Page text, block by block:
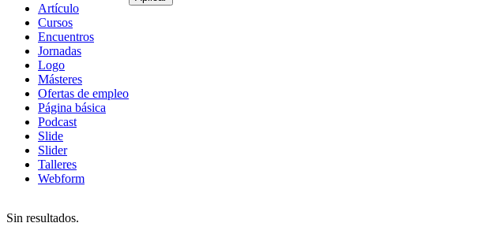
contenido
Artículo
Cursos
Encuentros
Jornadas
Logo
Másteres
Ofertas de empleo
Página básica
Podcast
Slide
Slider
Talleres
Webform
Sin resultados.